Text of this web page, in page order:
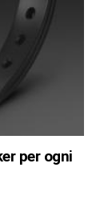
per ogni